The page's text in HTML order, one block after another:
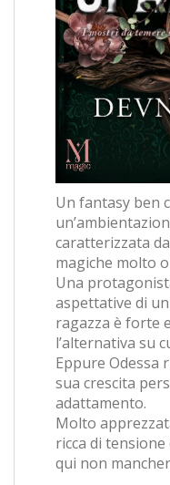
Un fantasy ben
caratterizzata
magiche molto
Una
aspettative di
ragazza è forte
l’alternativa su
Eppure Odessa
sua crescita
adattamento.
Molto
ricca di
qui non